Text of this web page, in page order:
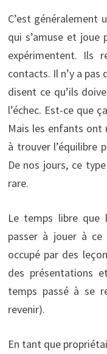
C’est généralement
qui s’amuse et joue
expérimentent. Ils
contacts. Il n’y a pas
disent ce qu’ils
l’échec. Est-ce que
Mais les enfants ont
à trouver l’équilibre
De nos jours, ce
rare.
Le temps libre que
passer à jouer à
occupé par des
des présentations
temps passé à se
revenir).
En tant que